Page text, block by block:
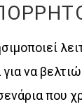
να
που